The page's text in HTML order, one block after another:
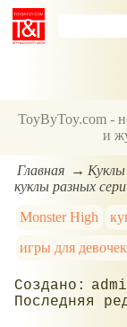
ToyByToy.com -
и
Главная Куклы
куклы разных
Monster High
игры для девочек